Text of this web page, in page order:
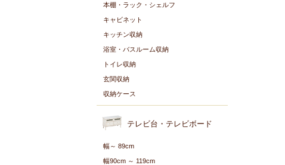
本棚・ラック・シェルフ
キャビネット
キッチン収納
浴室・バスルーム収納
トイレ収納
玄関収納
収納ケース
テレビ台・テレビボード
幅～ 89cm
幅90cm ～ 119cm